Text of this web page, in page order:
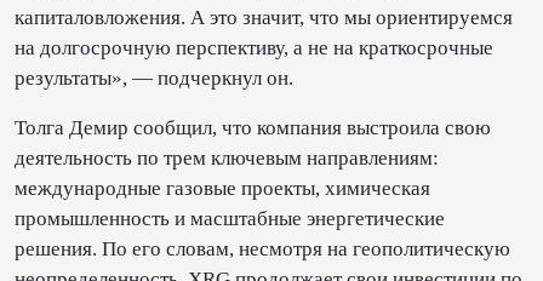
капиталовложения. А это значит, что мы ориентируемся
на долгосрочную перспективу, а не на краткосрочные
результаты», — подчеркнул он.
Толга Демир сообщил, что компания выстроила свою
деятельность по трем ключевым направлениям:
международные газовые проекты, химическая
промышленность и масштабные энергетические
решения. По его словам, несмотря на геополитическую